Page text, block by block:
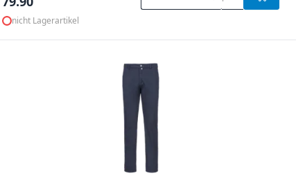
nicht Lagerartikel